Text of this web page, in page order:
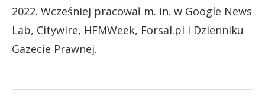
2022. Wcześniej pracował m. in. w Google News
Lab, Citywire, HFMWeek, Forsal.pl i Dzienniku
Gazecie Prawnej.